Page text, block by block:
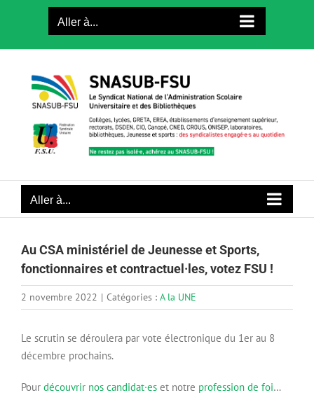
Aller à...
Aller à...
Au CSA ministériel de Jeunesse et Sports,
fonctionnaires et contractuel·les, votez FSU !
2 novembre 2022 | Catégories : A la UNE
Le scrutin se déroulera par vote électronique du 1er au 8
décembre prochains.
Pour découvrir nos candidat·es et notre profession de foi…